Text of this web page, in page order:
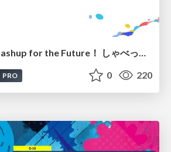
親子 or ペアで Mashup for the Future！ しゃべって楽しむ 初手AI駆動でものづくり体験
PRO 0 220